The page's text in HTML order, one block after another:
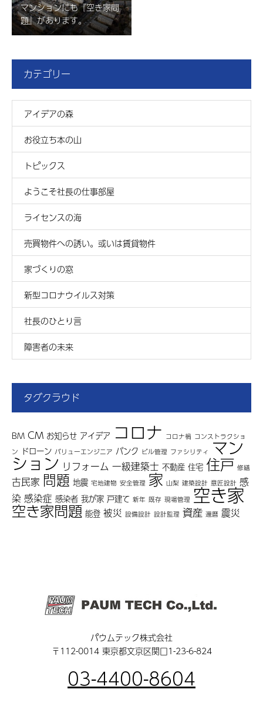
マンションにも『空き家問
題』があります。
カテゴリー
アイデアの森
お役立ち本の山
トピックス
ようこそ社長の仕事部屋
ライセンスの海
売買物件への誘い。或いは賃貸物件
家づくりの窓
新型コロナウイルス対策
社長のひとり言
障害者の未来
タグクラウド
BM CM お知らせ アイデア コロナ コロナ禍 コンストラクショ
ン ドローン バリューエンジニア バンク ビル管理 ファシリティ マン
ション リフォーム 一級建築士 不動産 住宅 住戸 修繕
古民家 問題 地震 宅地建物 安全管理 家 山梨 建築設計 意匠設計 感
染 感染症 感染者 我が家 戸建て 新年 既存 現場管理 空き家
空き家問題 能登 被災 設備設計 設計監理 資産 還暦 震災
パウムテック株式会社
〒112-0014 東京都文京区関口1-23-6-824
03-4400-8604